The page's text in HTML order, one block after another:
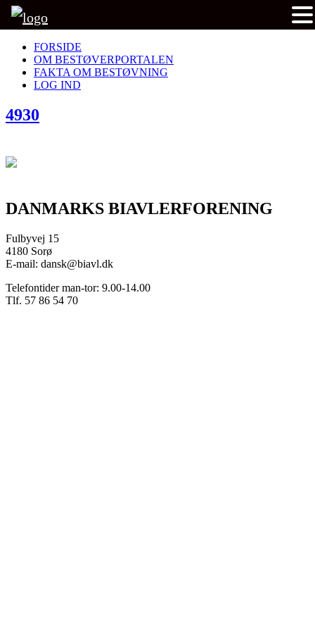
FORSIDE
OM BESTØVERPORTALEN
FAKTA OM BESTØVNING
LOG IND
4930
DANMARKS BIAVLERFORENING
Fulbyvej 15
4180 Sorø
E-mail: dansk@biavl.dk
Telefontider man-tor: 9.00-14.00
Tlf. 57 86 54 70